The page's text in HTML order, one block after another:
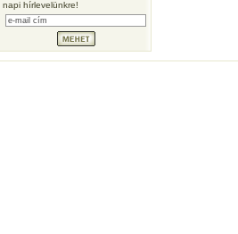
napi hírlevelünkre!